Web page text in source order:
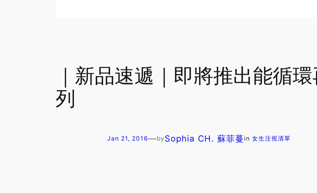
｜新品速遞｜即將推出能循
列
Jan 21, 2016—by Sophia CH. 蘇菲蔓in 女生注視清單